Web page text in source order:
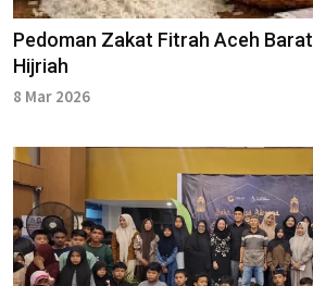
Pedoman Zakat Fitrah Aceh Barat Tahun 1447
Hijriah
8 Mar 2026